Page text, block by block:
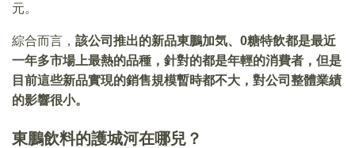
元。
綜合而言， 該公司推出的新品東鵬加気、0糖特飲都是最近
一年多市場上最熱的品種，針對的都是年輕的消費者，但是
目前這些新品實現的銷售規模暫時都不大，對公司整體業績
的影響很小。
東鵬飲料的護城河在哪兒？